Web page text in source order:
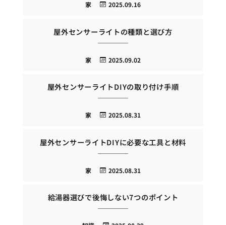
2025.09.16
家
屋外センサーライトの種類と選び方
2025.09.02
家
屋外センサーライトDIYの取り付け手順
2025.08.31
家
屋外センサーライトDIYに必要な工具と材料
2025.08.31
家
給湯器選びで後悔しない7つのポイント